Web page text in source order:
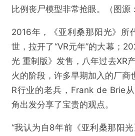
比例丧尸模型非常抢眼。（图源
2016年，《亚利桑那阳光》所
世，拉开了“VR元年”的大幕；
光 重制版》发售，八年过去XR
火的阶段，许多早期加入的厂商
R行业的老兵，Frank de Brie
角出发分享了宝贵的观点。
“我认为自8年前《亚利桑那阳